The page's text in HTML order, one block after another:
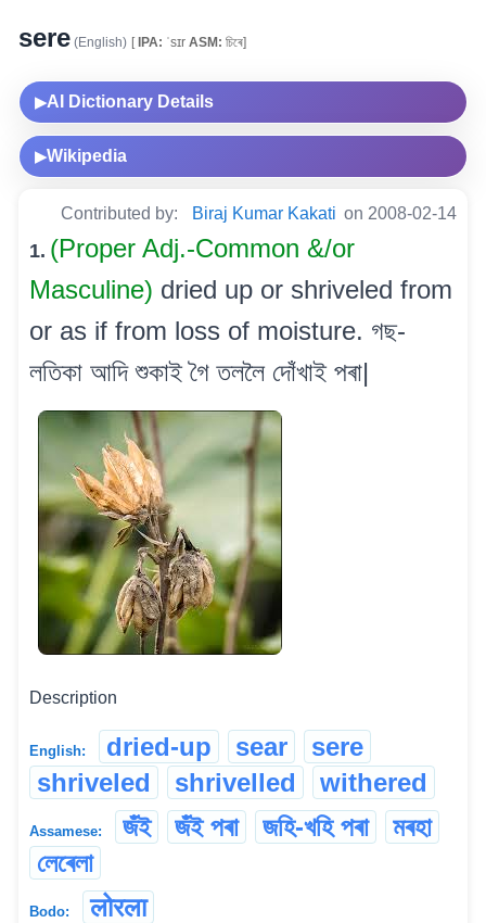
sere (English) [IPA: ˈsɪr ASM: চিৰে]
▶AI Dictionary Details
▶Wikipedia
Contributed by: Biraj Kumar Kakati on 2008-02-14
1. (Proper Adj.-Common &/or
Masculine) dried up or shriveled from
or as if from loss of moisture. গছ-
লতিকা আদি শুকাই গৈ তললৈ দোঁখাই পৰা|
Description
English: dried-up sear
sere
shriveled
shrivelled withered
Assamese: জঁই জঁই পৰা জহি-খহি পৰা
মৰহা
লেৰেলা
Bodo: लोरला